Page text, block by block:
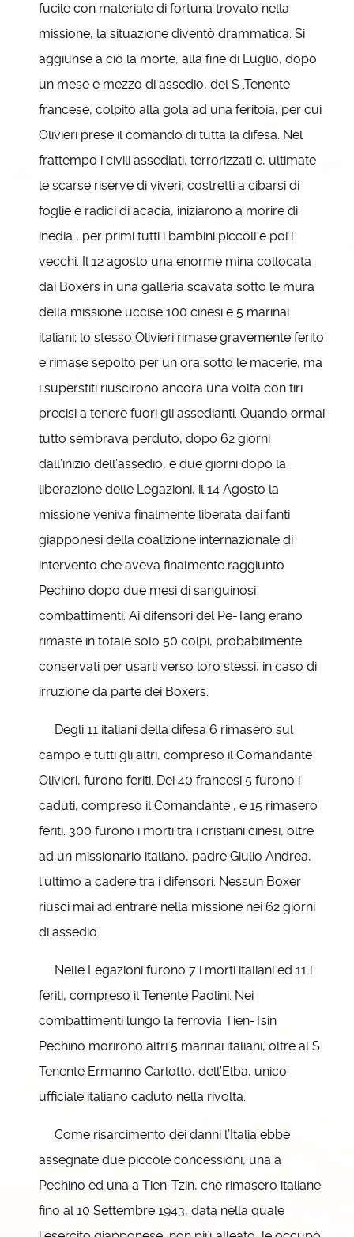
fucile con materiale di fortuna trovato nella
missione, la situazione diventò drammatica. Si
aggiunse a ciò la morte, alla fine di Luglio, dopo
un mese e mezzo di assedio, del S .Tenente
francese, colpito alla gola ad una feritoia, per cui
Olivieri prese il comando di tutta la difesa. Nel
frattempo i civili assediati, terrorizzati e, ultimate
le scarse riserve di viveri, costretti a cibarsi di
foglie e radici di acacia, iniziarono a morire di
inedia , per primi tutti i bambini piccoli e poi i
vecchi. Il 12 agosto una enorme mina collocata
dai Boxers in una galleria scavata sotto le mura
della missione uccise 100 cinesi e 5 marinai
italiani; lo stesso Olivieri rimase gravemente ferito
e rimase sepolto per un ora sotto le macerie, ma
i superstiti riuscirono ancora una volta con tiri
precisi a tenere fuori gli assedianti. Quando ormai
tutto sembrava perduto, dopo 62 giorni
dall’inizio dell’assedio, e due giorni dopo la
liberazione delle Legazioni, il 14 Agosto la
missione veniva finalmente liberata dai fanti
giapponesi della coalizione internazionale di
intervento che aveva finalmente raggiunto
Pechino dopo due mesi di sanguinosi
combattimenti. Ai difensori del Pe-Tang erano
rimaste in totale solo 50 colpi, probabilmente
conservati per usarli verso loro stessi, in caso di
irruzione da parte dei Boxers.
Degli 11 italiani della difesa 6 rimasero sul
campo e tutti gli altri, compreso il Comandante
Olivieri, furono feriti. Dei 40 francesi 5 furono i
caduti, compreso il Comandante , e 15 rimasero
feriti. 300 furono i morti tra i cristiani cinesi, oltre
ad un missionario italiano, padre Giulio Andrea,
l’ultimo a cadere tra i difensori. Nessun Boxer
riuscì mai ad entrare nella missione nei 62 giorni
di assedio.
Nelle Legazioni furono 7 i morti italiani ed 11 i
feriti, compreso il Tenente Paolini. Nei
combattimenti lungo la ferrovia Tien-Tsin
Pechino morirono altri 5 marinai italiani, oltre al S.
Tenente Ermanno Carlotto, dell’Elba, unico
ufficiale italiano caduto nella rivolta.
Come risarcimento dei danni l’Italia ebbe
assegnate due piccole concessioni, una a
Pechino ed una a Tien-Tzin, che rimasero italiane
fino al 10 Settembre 1943, data nella quale